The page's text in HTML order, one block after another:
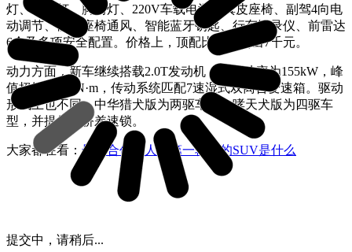
灯、氛围灯、脚窝灯、220V车载电源、真皮座椅、副驾4向电
动调节、前排座椅通风、智能蓝牙钥匙、行车记录仪、前雷达
6个及多项安全配置。价格上，顶配比高配贵出7千元。
动力方面，新车继续搭载2.0T发动机，最大功率为155kW，峰
值扭矩为325N·m，传动系统匹配7速湿式双离合变速箱。驱动
形式上也不同，中华猎犬版为两驱车型，哮天犬版为四驱车
型，并提供后桥差速锁。
大家都在看：最适合作为人生第一辆车的SUV是什么
提交中，请稍后...